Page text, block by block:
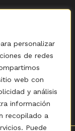
personalizar
de redes
web con
y análisis
información
recopilado a
Puede
-Aviso legal
de Compra